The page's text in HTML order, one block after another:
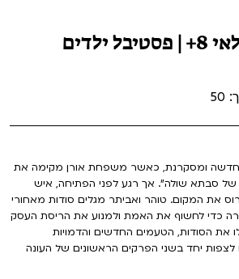
בני מצווה | לגילאי 8+ | פסטיבל ילדים
חדשה ומסקרנת, כאשר משפחת אורן מקימה את
סבתא שולה". אך רגע לפני הפתיחה, איש
את המקום. טוהר ואביתר מגלים סודות מאחורי
כדי לחשוף את האמת ולמנוע את הריסת העסק
את הסודות, הטעמים החדשים והדמויות
לצפות יחד בשני הפרקים הראשונים של העונה